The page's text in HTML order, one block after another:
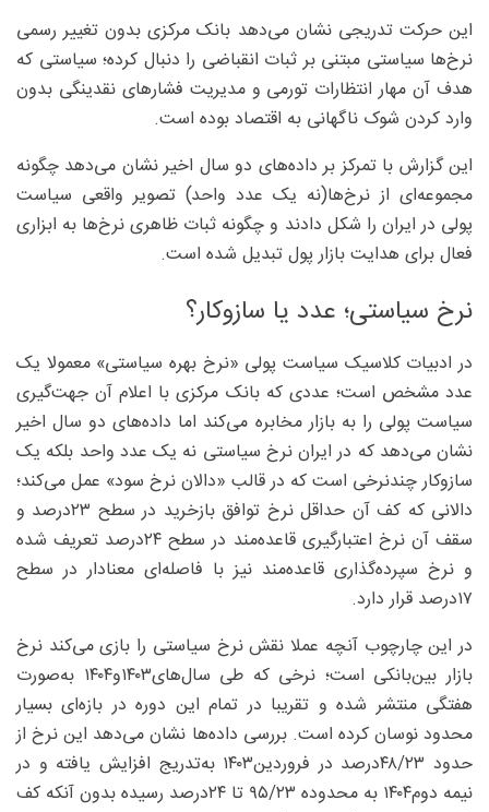
این حرکت تدریجی نشان می‌دهد بانک مرکزی بدون تغییر رسمی
نرخ‌ها سیاستی مبتنی بر ثبات انقباضی را دنبال کرده؛ سیاستی که
هدف آن مهار انتظارات تورمی و مدیریت فشارهای نقدینگی بدون
وارد کردن شوک ناگهانی به اقتصاد بوده است.
این گزارش با تمرکز بر داده‌های دو سال اخیر نشان می‌دهد چگونه
مجموعه‌ای از نرخ‌ها(نه یک عدد واحد) تصویر واقعی سیاست
پولی در ایران را شکل دادند و چگونه ثبات ظاهری نرخ‌ها به ابزاری
فعال برای هدایت بازار پول تبدیل شده است.
نرخ سیاستی؛ عدد یا سازوکار؟
در ادبیات کلاسیک سیاست پولی «نرخ بهره سیاستی» معمولا یک
عدد مشخص است؛ عددی که بانک مرکزی با اعلام آن جهت‌گیری
سیاست پولی را به بازار مخابره می‌کند اما داده‌های دو سال اخیر
نشان می‌دهد که در ایران نرخ سیاستی نه یک عدد واحد بلکه یک
سازوکار چندنرخی است که در قالب «دالان نرخ سود» عمل می‌کند؛
دالانی که کف آن حداقل نرخ توافق بازخرید در سطح ۲۳‌درصد و
سقف آن نرخ اعتبارگیری قاعده‌مند در سطح ۲۴‌درصد تعریف شده
و نرخ سپرده‌گذاری قاعده‌مند نیز با فاصله‌ای معنادار در سطح
۱۷‌درصد قرار دارد.
در این چارچوب آنچه عملا نقش نرخ سیاستی را بازی می‌کند نرخ
بازار بین‌بانکی است؛ نرخی که طی سال‌های۱۴۰۳و۱۴۰۴ به‌صورت
هفتگی منتشر شده و تقریبا در تمام این دوره در بازه‌ای بسیار
محدود نوسان کرده است. بررسی داده‌ها نشان می‌دهد این نرخ از
حدود ۴۸/۲۳‌درصد در فروردین‌۱۴۰۳ به‌تدریج افزایش یافته و در
نیمه دوم۱۴۰۴ به محدوده ۹۵/۲۳ تا ۲۴‌درصد رسیده بدون آنکه کف